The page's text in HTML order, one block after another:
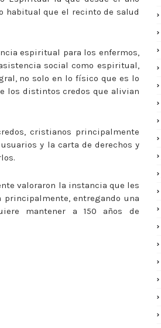
habitual que el recinto de salud
espiritual para los enfermos,
social como espiritual,
no solo en lo físico que es lo
los distintos credos que alivian
cristianos principalmente
y la carta de derechos y
valoraron la instancia que les
entregando una
mantener a 150 años de